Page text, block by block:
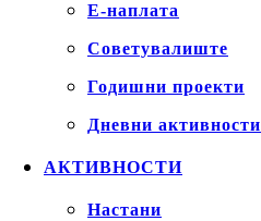
Е-наплата
Советувалиште
Годишни проекти
Дневни активности
АКТИВНОСТИ
Настани